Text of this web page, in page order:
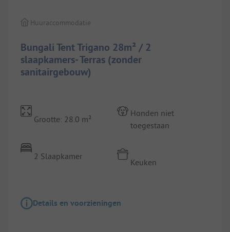
Bungali Tent Trigano 28m² / 2
slaapkamers- Terras (zonder
sanitairgebouw)
Huuraccommodatie
Grootte: 28.0 m²
2 Slaapkamer
Honden niet
toegestaan
Keuken
Details en voorzieningen